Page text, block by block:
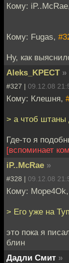
Кому:
Кому: Fugas,
Ну, как
Aleks_KPECT »
#327 | 09.12.08
Кому: Клешня,
> а чтоб штаны
Где-то я
[вспоминает
iP..McRae »
#328 | 09.12.08
Кому: Mope4Ok,
> Его уже на
это пока я
блин
Дадли Смит »